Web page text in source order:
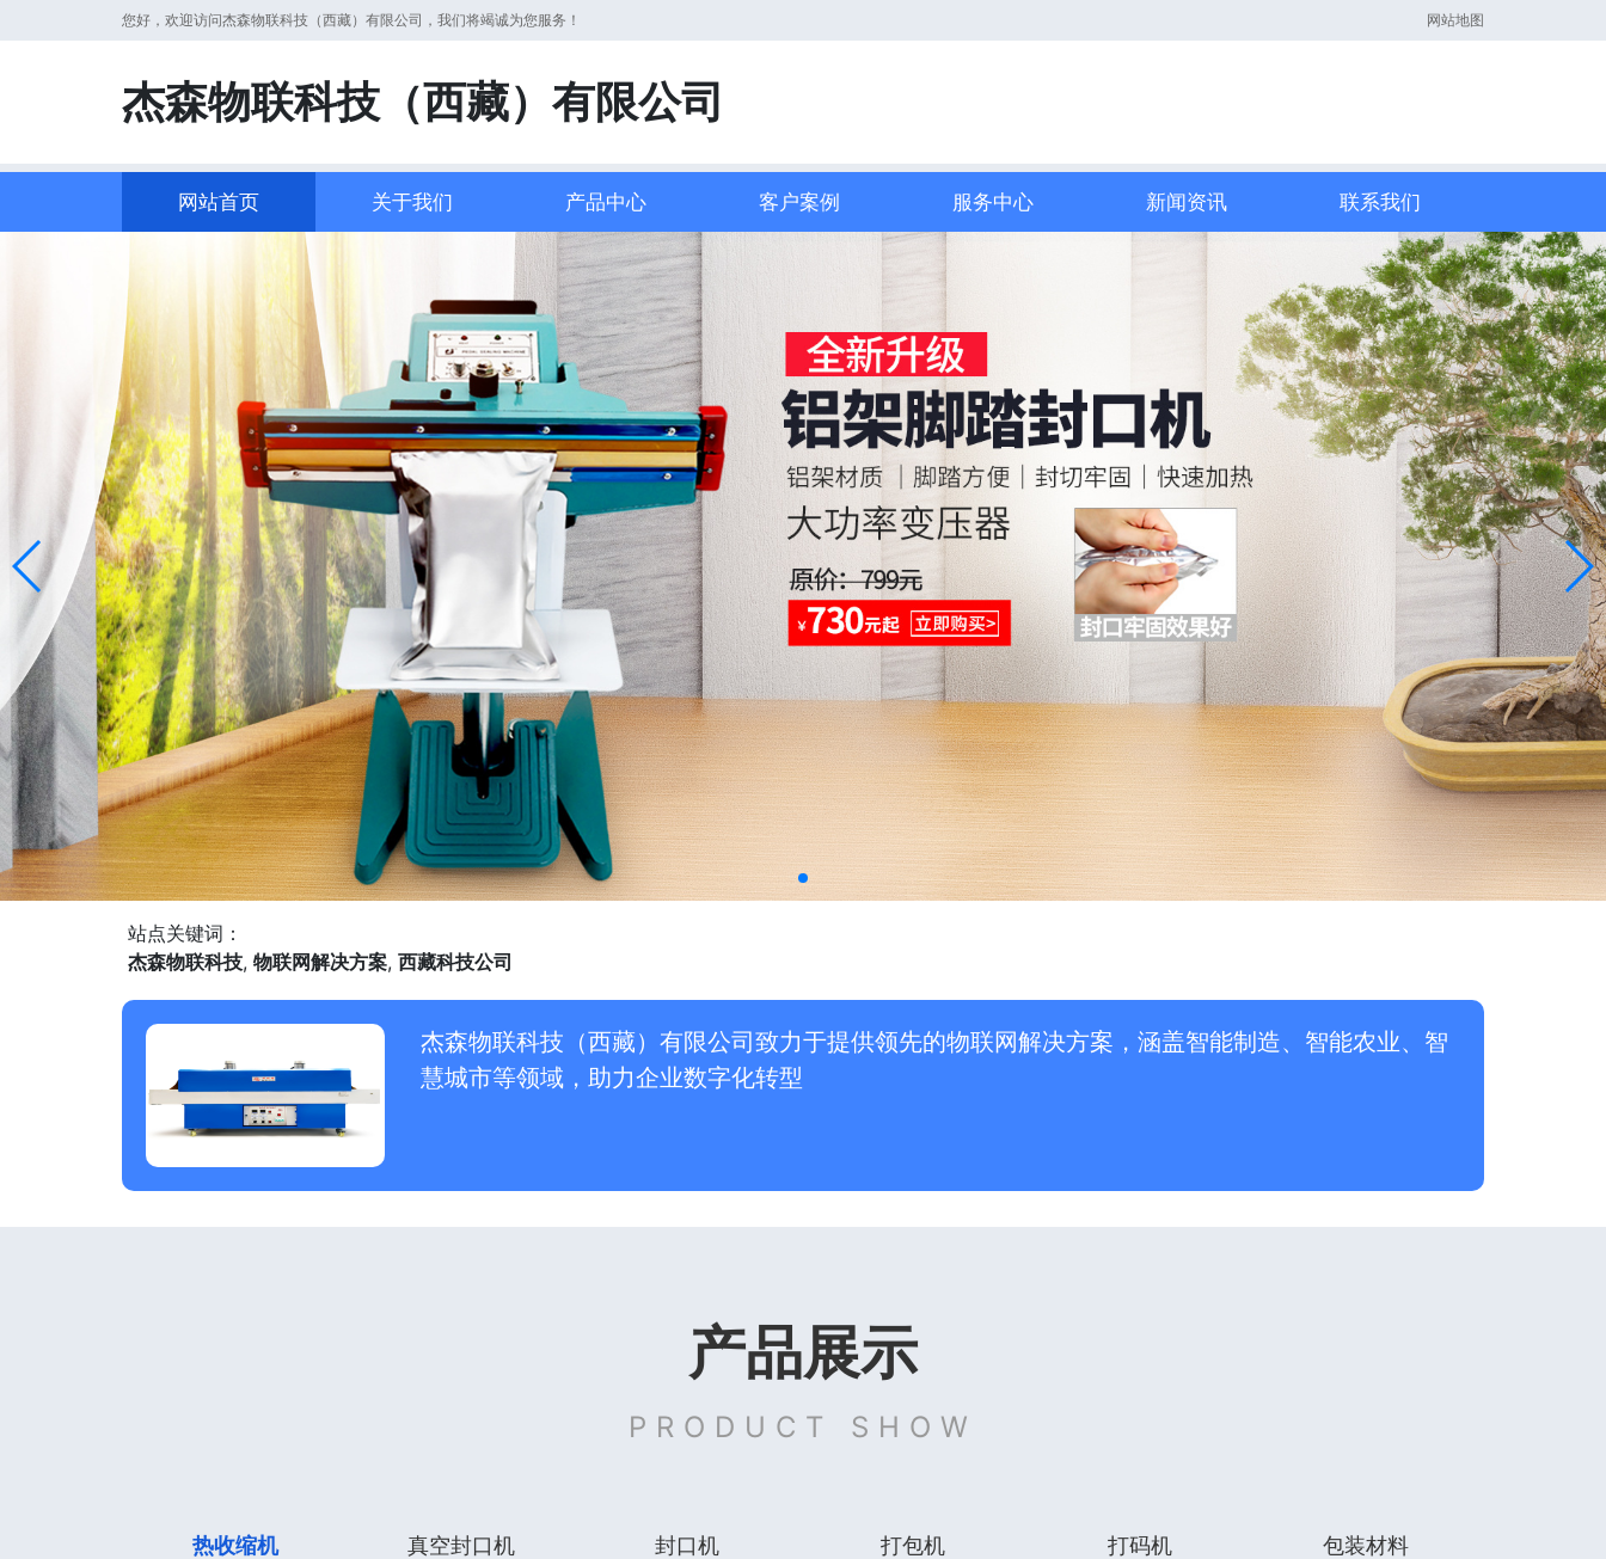
您好，欢迎访问杰森物联科技（西藏）有限公司，我们将竭诚为您服务！ 网站地图
杰森物联科技（西藏）有限公司
网站首页 关于我们 产品中心 客户案例 服务中心 新闻资讯 联系我们
站点关键词：
杰森物联科技, 物联网解决方案, 西藏科技公司
杰森物联科技（西藏）有限公司致力于提供领先的物联网解决方案，涵盖智能制造、智能农业、智
慧城市等领域，助力企业数字化转型
产品展示
PRODUCT SHOW
热收缩机 真空封口机 封口机 打包机 打码机 包装材料